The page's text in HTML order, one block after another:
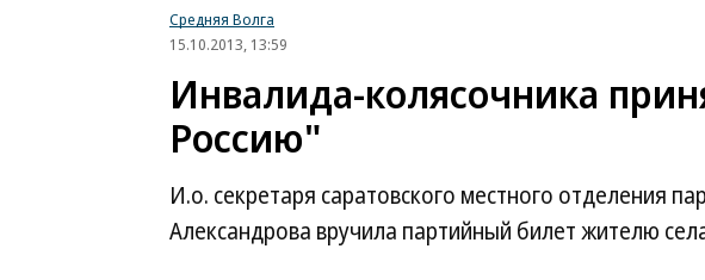
Средняя Волга
15.10.2013, 13:59
Инвалида-колясочника
Россию"
И.о. секретаря саратовского местного отделения
Александрова вручила партийный билет жителю